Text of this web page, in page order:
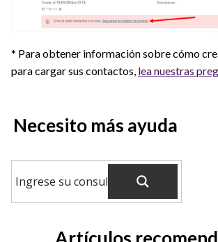
* Para obtener información sobre cómo
para cargar sus contactos, lea nuestras
Necesito más ayuda